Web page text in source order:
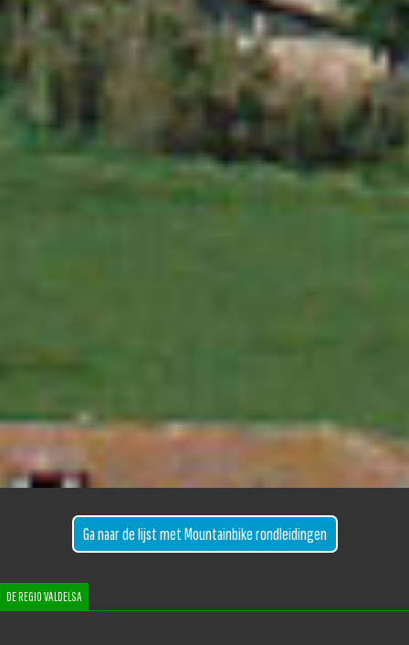
Ga naar de lijst met Mountainbike rondleidingen
DE REGIO VALDELSA